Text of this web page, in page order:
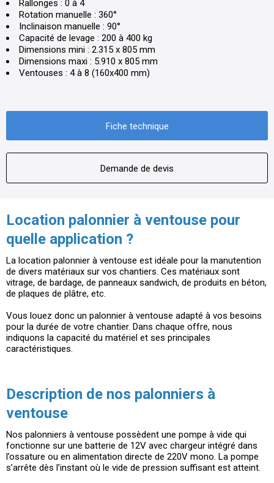
Rallonges : 0 à 4
Rotation manuelle : 360°
Inclinaison manuelle : 90°
Capacité de levage : 200 à 400 kg
Dimensions mini : 2.315 x 805 mm
Dimensions maxi : 5.910 x 805 mm
Ventouses : 4 à 8 (160x400 mm)
Fiche technique
Demande de devis
Location palonnier à ventouse pour
quelle application ?
La location palonnier à ventouse est idéale pour la manutention
de divers matériaux sur vos chantiers. Ces matériaux sont
vitrage, de bardage, de panneaux sandwich, de produits en béton,
de plaques de plâtre, etc.
Vous louez donc un palonnier à ventouse adapté à vos besoins
pour la durée de votre chantier. Dans chaque offre, nous
indiquons la capacité du matériel et ses principales
caractéristiques.
Description de nos palonniers à
ventouse
Nos palonniers à ventouse possèdent une pompe à vide qui
fonctionne sur une batterie de 12V avec chargeur intégré dans
l’ossature ou en alimentation directe de 220V mono. La pompe
s’arrête dès l’instant où le vide de pression suffisant est atteint.